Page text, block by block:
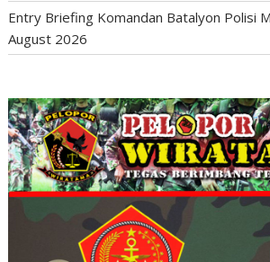
Entry Briefing Komandan Batalyon Polisi
August 2026